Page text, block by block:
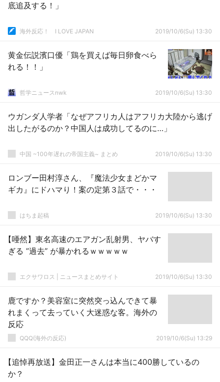
底追及する！」
海外反応！ I LOVE JAPAN 2019/10/6(Su) 13:30
黄金伝説濱口優「鶏を買えば毎日卵食べら
れる！！」
哲学ニュースnwk 2019/10/6(Su) 13:30
ウガンダ人学者「なぜアフリカ人はアフリカ大陸から逃げ
出したがるのか？中国人は成功してるのに…」
中国 ~100年遅れの帝国主義~ まとめ 2019/10/6(Su) 13:30
ロンブー田村淳さん、『魔法少女まどかマ
ギカ』にドハマり！案の定第３話で・・・
はちま起稿 2019/10/6(Su) 13:30
【唖然】東名高速のエアガン乱射男、ヤバす
ぎる ”過去” が暴かれるｗｗｗｗｗ
エクサワロス | ニュースまとめサイト 2019/10/6(Su) 13:30
鹿ですか？美容室に突然突っ込んできて暴
れまくって去っていく大迷惑な客。海外の
反応
QQQ(海外の反応) 2019/10/6(Su) 13:29
【追悼再放送】金田正一さんは本当に400勝しているの
か？